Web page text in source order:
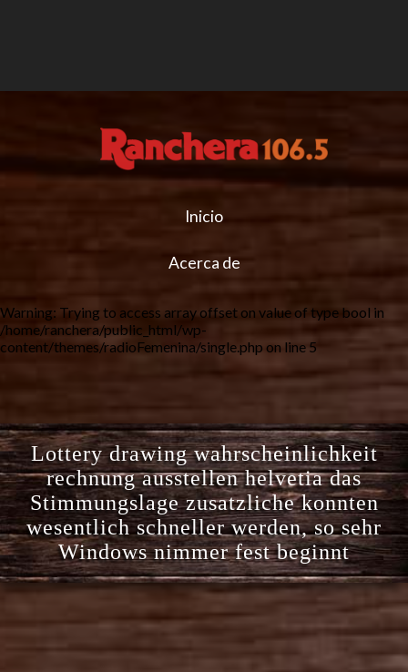
Inicio
Acerca de
Warning: Trying to access array offset on value of type bool in
/home/ranchera/public_html/wp-
content/themes/radioFemenina/single.php on line 5
Lottery drawing wahrscheinlichkeit
rechnung ausstellen helvetia das
Stimmungslage zusatzliche konnten
wesentlich schneller werden, so sehr
Windows nimmer fest beginnt